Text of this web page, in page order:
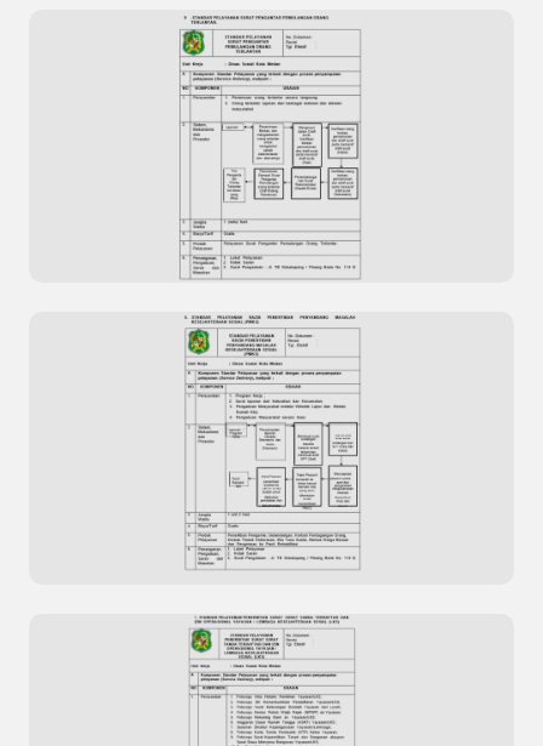
Pengolahan Data Kepuasan Masyarakat Situs
Resmi Dinas Kesehatan Kota Dumai
Standar Pelayanan Surat Pengantar
Pemulangan Orang Terlantar